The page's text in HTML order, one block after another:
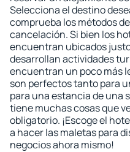
Selecciona el destino
comprueba los métodos
cancelación. Si bien los
encuentran ubicados
desarrollan actividades
encuentran un poco más
son perfectos tanto para
para una estancia de una
tiene muchas cosas que
obligatorio. ¡Escoge el
a hacer las maletas para
negocios ahora mismo!